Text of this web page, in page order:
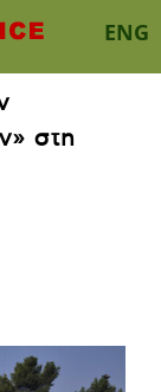
ENG
στη